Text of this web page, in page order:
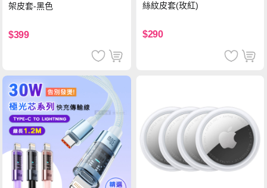
架皮套-黑色
$399
絲紋皮套(玫紅)
$290